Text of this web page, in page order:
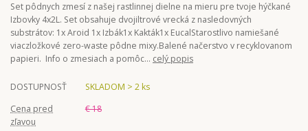
Set pôdnych zmesí z našej rastlinnej dielne na mieru pre tvoje hýčkané
Izbovky 4x2L. Set obsahuje dvojiltrové vrecká z nasledovných
substrátov: 1x Aroid 1x Izbák1x Kakták1x EucalStarostlivo namiešané
viaczložkové zero-waste pôdne mixy.Balené načerstvo v recyklovanom
papieri. Info o zmesiach a pomôc... celý popis
DOSTUPNOSŤ
SKLADOM > 2 ks
Cena pred
zľavou
€ 18